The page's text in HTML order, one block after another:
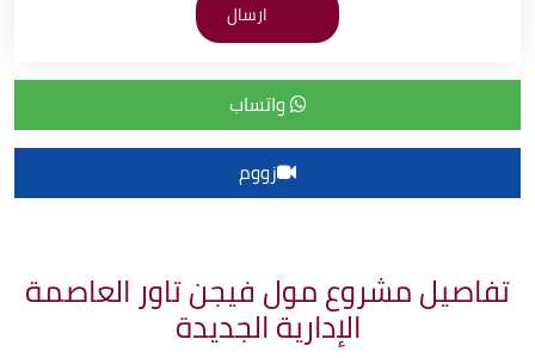
واتساب
زووم
تفاصيل مشروع مول فيجن تاور العاصمة
الإدارية الجديدة